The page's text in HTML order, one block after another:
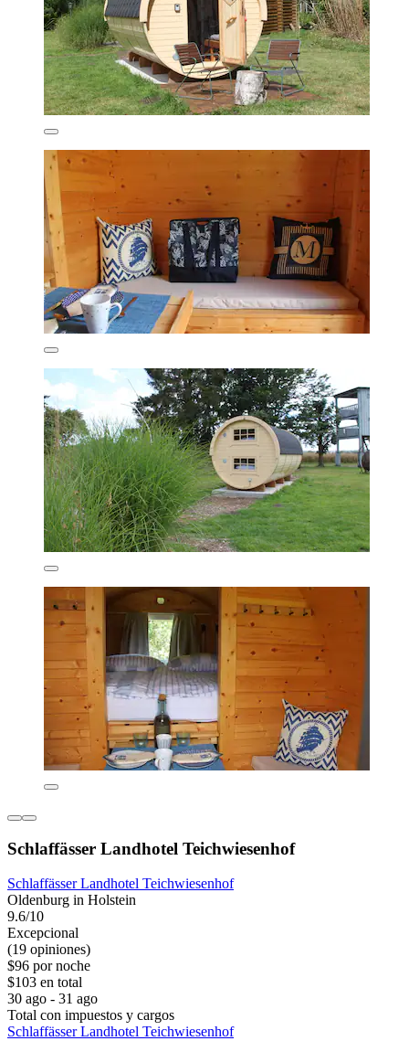
Schlaffässer Landhotel Teichwiesenhof
Schlaffässer Landhotel Teichwiesenhof
Oldenburg in Holstein
9.6/10
Excepcional
(19 opiniones)
$96 por noche
$103 en total
30 ago - 31 ago
Total con impuestos y cargos
Schlaffässer Landhotel Teichwiesenhof